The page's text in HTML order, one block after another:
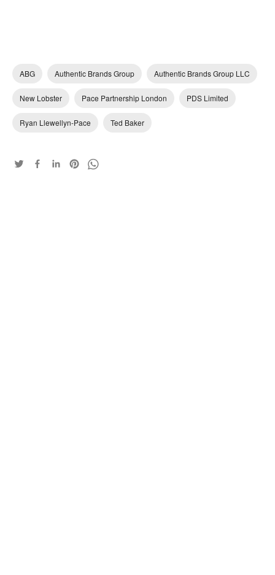
ABG Authentic Brands Group Authentic Brands Group LLC
New Lobster Pace Partnership London PDS Limited
Ryan Llewellyn-Pace Ted Baker